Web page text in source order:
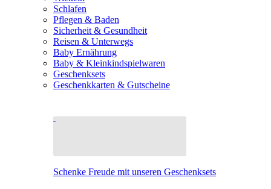
Schlafen
Pflegen & Baden
Sicherheit & Gesundheit
Reisen & Unterwegs
Baby Ernährung
Baby & Kleinkindspielwaren
Geschenksets
Geschenkkarten & Gutscheine
Schenke Freude mit unseren Geschenksets